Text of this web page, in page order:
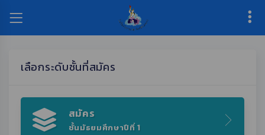
เลือกระดับชั้นที่สมัคร
สมัคร
ชั้นมัธยมศึกษาปีที่ 1